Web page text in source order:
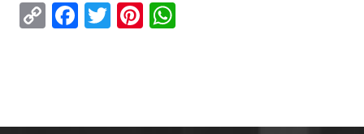
CopyFacebook
TwitterPinterest